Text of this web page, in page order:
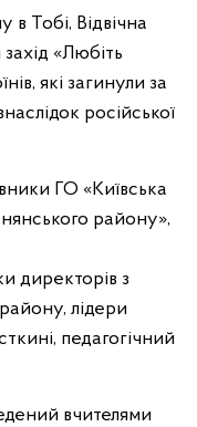
в Тобі, Відвічна
«Любіть
які загинули за
російської
ГО «Київська
району»,
директорів з
лідери
педагогічний
вчителями